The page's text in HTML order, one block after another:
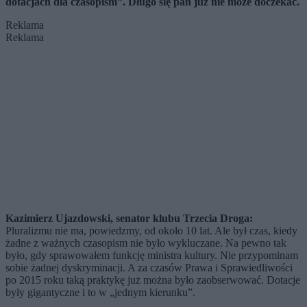
Reklama
Reklama
Kazimierz Ujazdowski, senator klubu Trzecia Droga:
Pluralizmu nie ma, powiedzmy, od około 10 lat. Ale był czas, kiedy
żadne z ważnych czasopism nie było wykluczane. Na pewno tak
było, gdy sprawowałem funkcję ministra kultury. Nie przypominam
sobie żadnej dyskryminacji. A za czasów Prawa i Sprawiedliwości
po 2015 roku taką praktykę już można było zaobserwować. Dotacje
były gigantyczne i to w „jednym kierunku”.